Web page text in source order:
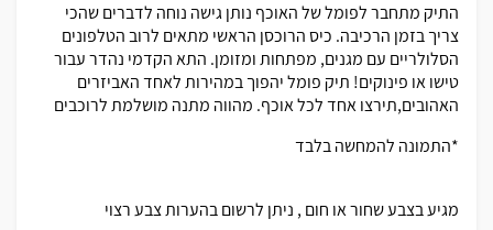
התיק מתחבר לפומל של האוכף נותן גישה נוחה לדברים שהכי
צריך בזמן הרכיבה. כיס הרוכסן הראשי מתאים לרוב הטלפונים
הסלולריים עם מגנים, מפתחות ומזומן. התא הקדמי נהדר עבור
טישו או פינוקים! תיק פומל יהפוך במהירות לאחד האביזרים
האהובים,תירצו אחד לכל אוכף. מהווה מתנה מושלמת לרוכבים
*התמונה להמחשה בלבד
מגיע בצבע שחור או חום , ניתן לרשום בהערות צבע רצוי